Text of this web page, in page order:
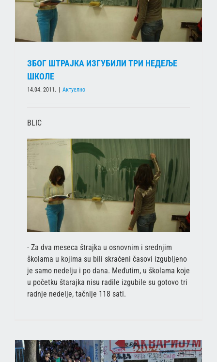
ЗБОГ ШТРАЈКА ИЗГУБИЛИ ТРИ НЕДЕЉЕ
ШКОЛЕ
14.04. 2011. Актуелно
BLIC
- Za dva meseca štrajka u osnovnim i srednjim
školama u kojima su bili skraćeni časovi izgubljeno
je samo nedelju i po dana. Međutim, u školama koje
u početku štarajka nisu radile izgubile su gotovo tri
radnje nedelje, tačnije 118 sati.